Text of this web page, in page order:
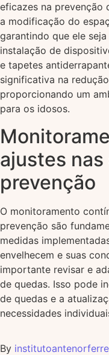
eficazes na prevenção
a modificação do
garantindo que ele
instalação de
e tapetes
significativa na
proporcionando um
para os idosos.
ajustes
prevenção
O monitoramento
prevenção são
medidas
envelhecem e suas
importante revisar e
de quedas. Isso pode
de quedas e a
necessidades
By